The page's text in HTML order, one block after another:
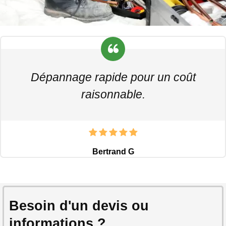
Dépannage rapide pour un coût
raisonnable.
Bertrand G
Besoin d'un devis ou